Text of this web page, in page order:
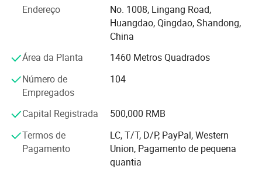
principais fabricantes de grades de vidro mais
qualificados, janelas e portas de alumínio, parede de
cortina de vidro na China, também em todo o mundo.
Nossos clientes vêm de mais 100 países. E algumas são
Canadá.
vanguarda do design e desenvolvimento dos produtos, o
que realmente nos separa da multidão é o nosso
compromisso com cada um dos desejos e necessidades
individuais dos clientes.
Endereço
No. 1008, Lingang Road,
Huangdao, Qingdao, Shandong,
China
Área da Planta
1460 Metros Quadrados
Número de
Empregados
104
Capital Registrada
500,000 RMB
Termos de
Pagamento
LC, T/T, D/P, PayPal, Western
Union, Pagamento de pequena
quantia